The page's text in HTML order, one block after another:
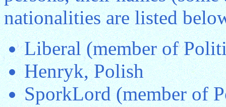
nationalities are listed
Liberal (member of
Henryk, Polish
SporkLord (member of